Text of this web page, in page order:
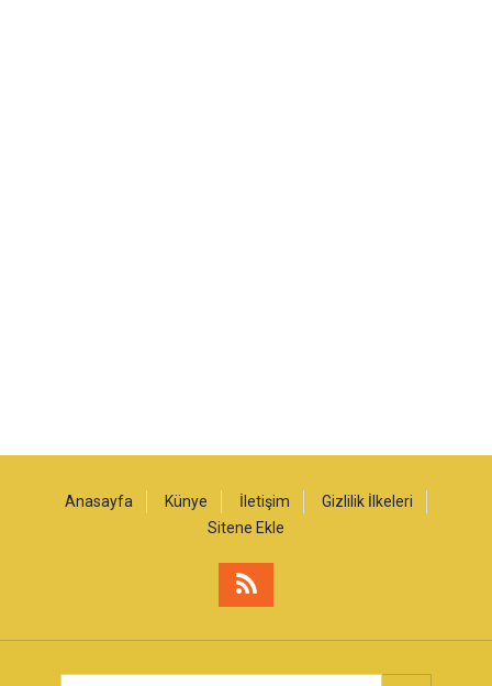
Anasayfa Künye İletişim
Gizlilik İlkeleri
Sitene Ekle